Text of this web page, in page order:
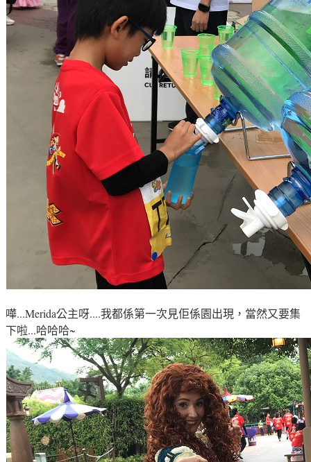
嘩...Merida公主呀....我都係第一次見佢係園出現 ，當然又要集
下啦...哈哈哈~